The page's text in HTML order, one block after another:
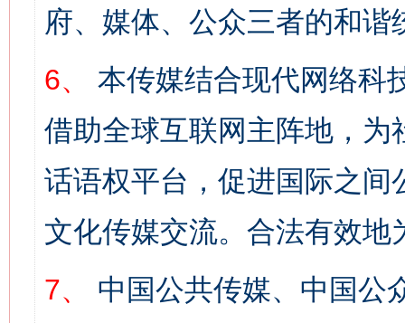
府、媒体、公众三者的和谐
6、
本传媒结合现代网络科
借助全球互联网主阵地，
话语权平台，促进国际之
文化传媒交流。合法有效地
7、
中国公共传媒、中国公